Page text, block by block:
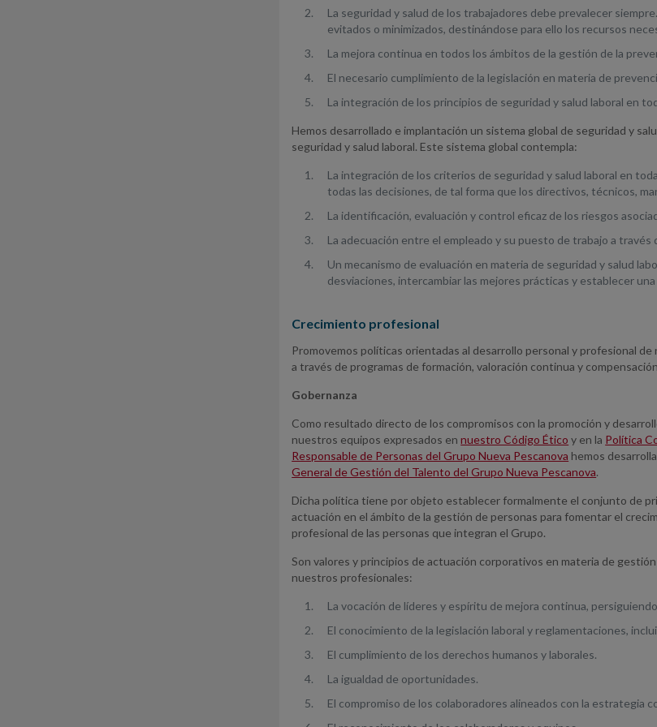
La seguridad y salud de los trabajadores debe prevalecer
evitados o minimizados, destinándose para ello los recursos
La mejora continua en todos los ámbitos de la gestión de la
El necesario cumplimiento de la legislación en materia de
La integración de los principios de seguridad y salud laboral en
Hemos desarrollado e implantación un sistema global de seguridad y
seguridad y salud laboral. Este sistema global contempla:
La integración de los criterios de seguridad y salud laboral en
todas las decisiones, de tal forma que los directivos, técnicos,
La identificación, evaluación y control eficaz de los riesgos
La adecuación entre el empleado y su puesto de trabajo a través
Un mecanismo de evaluación en materia de seguridad y salud
desviaciones, intercambiar las mejores prácticas y establecer
Crecimiento profesional
Promovemos políticas orientadas al desarrollo personal y profesional
a través de programas de formación, valoración continua y
Gobernanza
Como resultado directo de los compromisos con la promoción y
nuestros equipos expresados ennuestro Código Ético y en la Política
Responsable de Personas del Grupo Nueva Pescanova hemos
General de Gestión del Talento del Grupo Nueva Pescanova.
Dicha política tiene por objeto establecer formalmente el conjunto de
actuación en el ámbito de la gestión de personas para fomentar el
profesional de las personas que integran el Grupo.
Son valores y principios de actuación corporativos en materia de
nuestros profesionales:
La vocación de líderes y espíritu de mejora continua,
El conocimiento de la legislación laboral y reglamentaciones,
El cumplimiento de los derechos humanos y laborales.
La igualdad de oportunidades.
El compromiso de los colaboradores alineados con la estrategia